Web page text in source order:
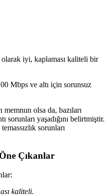
iyi, kaplaması kaliteli bir
Mbps ve altı için sorunsuz
olsa da, bazıları
sorunları yaşadığını belirtmiştir.
sorunları
Çıkanlar
kaliteli.